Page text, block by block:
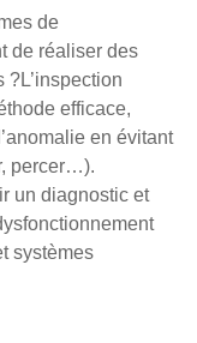
de
de réaliser des
efficace,
en évitant
percer…).
un diagnostic et
systèmes